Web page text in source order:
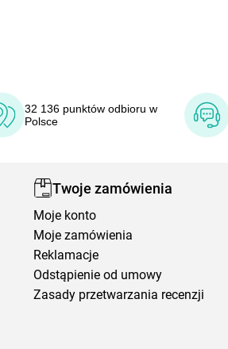
32 136 punktów odbioru w
Polsce
Twoje zamówienia
Moje konto
Moje zamówienia
Reklamacje
Odstąpienie od umowy
Zasady przetwarzania recenzji